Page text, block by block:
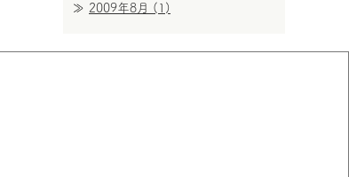
2009年8月 (1)